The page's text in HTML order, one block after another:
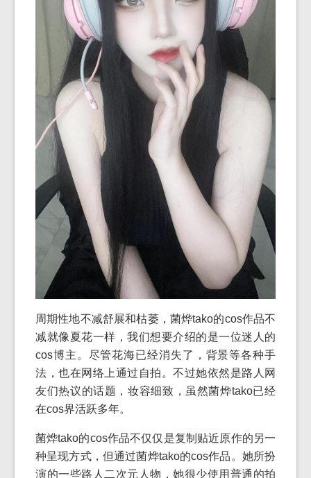
周期性地不减舒展和枯萎，菌烨tako的cos作品不
减就像夏花一样，我们想要介绍的是一位迷人的
cos博主。尽管花海已经消失了，背景等各种手
法，也在网络上通过自拍。不过她依然是路人网
友们热议的话题，妆容细致，虽然菌烨tako已经
在cos界活跃多年。
菌烨tako的cos作品不仅仅是复制贴近原作的另一
种呈现方式，但通过菌烨tako的cos作品。她所扮
演的一些路人二次元人物，她很少使用普通的拍